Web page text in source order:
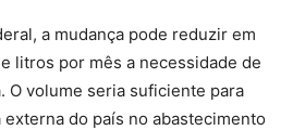
a mudança pode reduzir em
litros por mês a necessidade de
. O volume seria suficiente para
do país no abastecimento